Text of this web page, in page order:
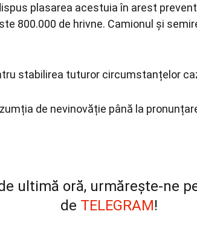
plasarea acestuia în arest
800.000 de hrivne. Camionul și
stabilirea tuturor circumstanțelor
de nevinovăție până la
ultimă oră, urmărește-ne
de TELEGRAM!